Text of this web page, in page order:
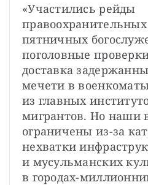
«Участились рейды
пятничных
поголовные
доставка
мечети в
из главных
мигрантов. Но наши
ограничены из-за
нехватки
и мусульманских
в городах-